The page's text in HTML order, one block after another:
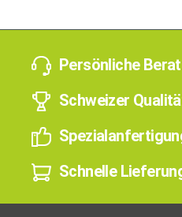
Persönliche
Schweizer
Schnelle